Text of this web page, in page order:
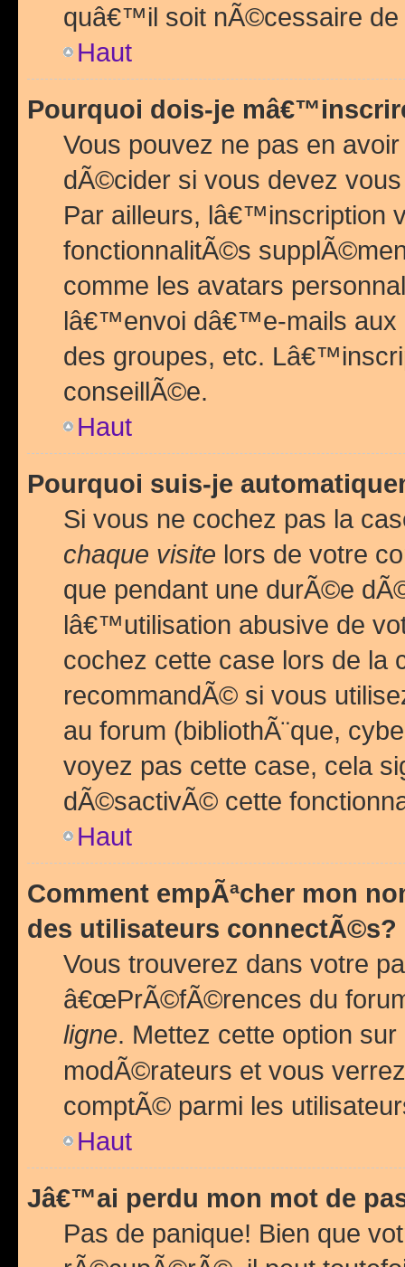
quâ€™il soit nÃ©cessaire de
Haut
Pourquoi dois-je
Vous pouvez ne pas en
dÃ©cider si vous devez
Par ailleurs, lâ€™inscription
fonctionnalitÃ©s
comme les avatars
lâ€™envoi dâ€™e-mails
des groupes, etc.
conseillÃ©e.
Haut
Pourquoi suis-je
Si vous ne cochez pas la
chaque visite lors de votre
que pendant une durÃ©e
lâ€™utilisation abusive de
cochez cette case lors de
recommandÃ© si vous
au forum (bibliothÃ¨que,
voyez pas cette case, cela
dÃ©sactivÃ© cette
Haut
Comment empÃªcher mon
des utilisateurs connectÃ©s?
Vous trouverez dans votre
â€œPrÃ©fÃ©rences du
ligne. Mettez cette option sur
modÃ©rateurs et vous
comptÃ© parmi les
Haut
Jâ€™ai perdu mon mot de
Pas de panique! Bien que